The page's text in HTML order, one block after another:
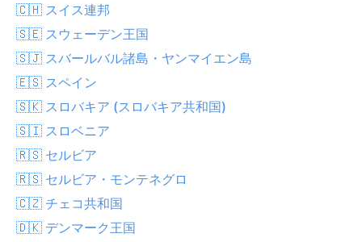
🇨🇭 スイス連邦
🇸🇪 スウェーデン王国
🇸🇯 スバールバル諸島・ヤンマイエン島
🇪🇸 スペイン
🇸🇰 スロバキア (スロバキア共和国)
🇸🇮 スロベニア
🇷🇸 セルビア
🇷🇸 セルビア・モンテネグロ
🇨🇿 チェコ共和国
🇩🇰 デンマーク王国